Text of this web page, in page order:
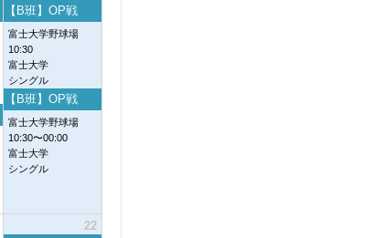
【B班】OP戦
富士大学野球場
10:30
富士大学
シングル
【B班】OP戦
富士大学野球場
10:30〜00:00
富士大学
シングル
22